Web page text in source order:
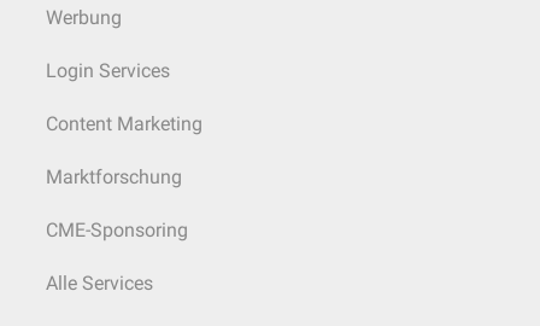
Werbung
Login Services
Content Marketing
Marktforschung
CME-Sponsoring
Alle Services